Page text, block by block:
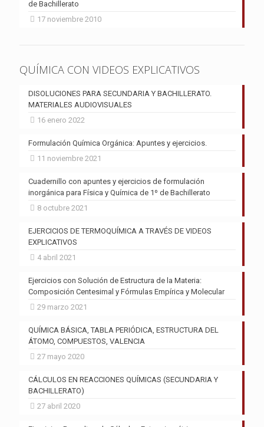
de Bachillerato
17 noviembre 2010
QUÍMICA CON VIDEOS EXPLICATIVOS
DISOLUCIONES PARA SECUNDARIA Y BACHILLERATO.
MATERIALES AUDIOVISUALES
16 enero 2022
Formulación Química Orgánica: Apuntes y ejercicios.
11 noviembre 2021
Cuadernillo con apuntes y ejercicios de formulación
inorgánica para Física y Química de 1º de Bachillerato
8 octubre 2021
EJERCICIOS DE TERMOQUÍMICA A TRAVÉS DE VIDEOS
EXPLICATIVOS
4 abril 2021
Ejercicios con Solución de Estructura de la Materia:
Composición Centesimal y Fórmulas Empírica y Molecular
29 marzo 2021
QUÍMICA BÁSICA, TABLA PERIÓDICA, ESTRUCTURA DEL
ÁTOMO, COMPUESTOS, VALENCIA
27 mayo 2020
CÁLCULOS EN REACCIONES QUÍMICAS (SECUNDARIA Y
BACHILLERATO)
27 abril 2020